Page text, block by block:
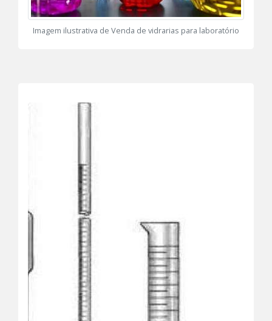
Imagem ilustrativa de Venda de vidrarias para laboratório